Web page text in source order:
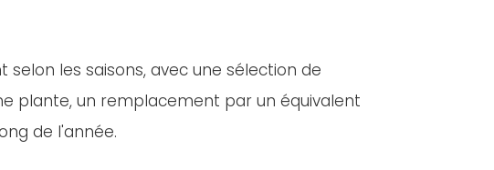
les saisons, avec une sélection de
plante, un remplacement par un équivalent
de l'année.